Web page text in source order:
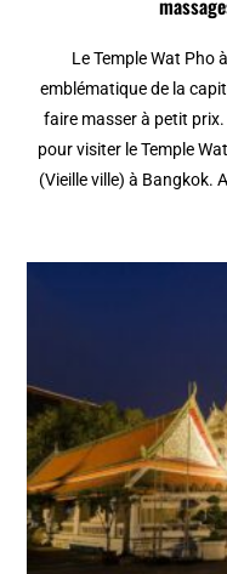
Le Temple Wat Pho
emblématique de la
faire masser à petit
pour visiter le Temple
(Vieille ville) à Bangkok.